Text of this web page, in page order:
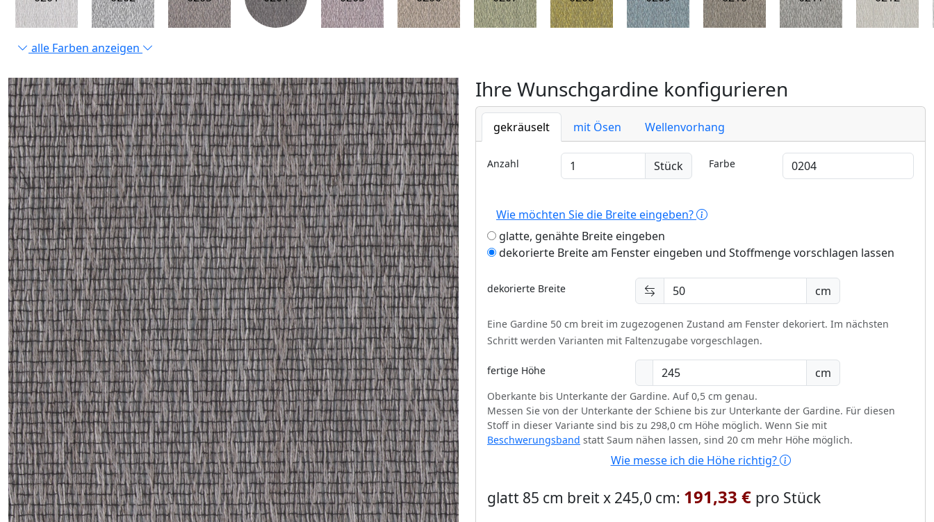
alle Farben anzeigen
Ihre Wunschgardine konfigurieren
gekräuselt mit Ösen Wellenvorhang
Anzahl Stück Farbe
Wie möchten Sie die Breite eingeben?
glatte, genähte Breite eingeben
dekorierte Breite am Fenster eingeben und Stoffmenge vorschlagen lassen
dekorierte Breite cm
Eine Gardine 50 cm breit im zugezogenen Zustand am Fenster dekoriert. Im nächsten
Schritt werden Varianten mit Faltenzugabe vorgeschlagen.
fertige Höhe cm
Oberkante bis Unterkante der Gardine. Auf 0,5 cm genau.
Messen Sie von der Unterkante der Schiene bis zur Unterkante der Gardine. Für diesen
Stoff in dieser Variante sind bis zu 298,0 cm Höhe möglich. Wenn Sie mit
Beschwerungsband statt Saum nähen lassen, sind 20 cm mehr Höhe möglich.
Wie messe ich die Höhe richtig?
glatt 85 cm breit x 245,0 cm: 191,33 € pro Stück